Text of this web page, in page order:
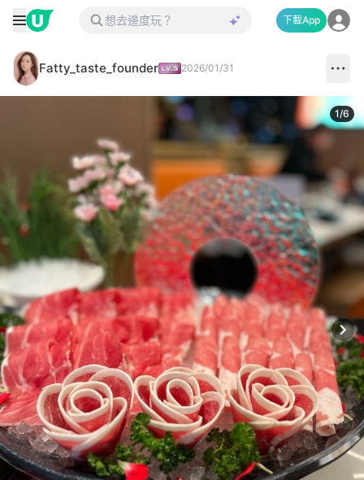
下載App
Fatty_taste_founder 2026/01/31
1/6